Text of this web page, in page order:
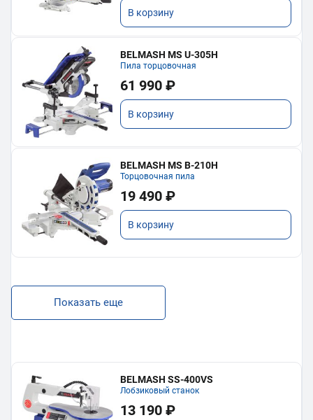
В корзину
BELMASH MS U-305H
Пила торцовочная
61 990 ₽
В корзину
BELMASH MS B-210H
Торцовочная пила
19 490 ₽
В корзину
Показать еще
BELMASH SS-400VS
Лобзиковый станок
13 190 ₽